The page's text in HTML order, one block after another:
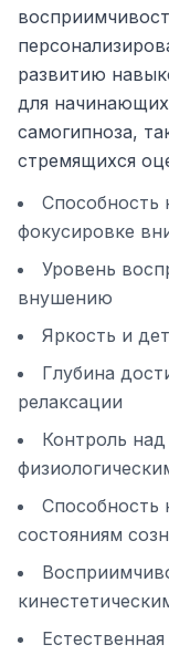
развитию
для
самогипноза,
стремящихся
Способность
фокусировке
Уровень
внушению
Яркость и
Глубина
релаксации
Контроль
Способность
состояниям